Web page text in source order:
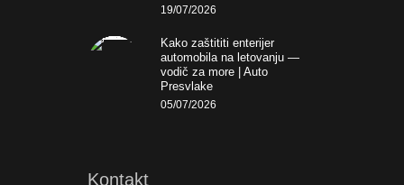
19/07/2026
Kako zaštititi enterijer
automobila na letovanju —
vodič za more | Auto
Presvlake
05/07/2026
Kontakt